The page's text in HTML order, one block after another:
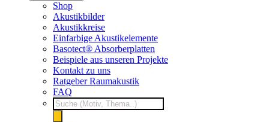
Shop
Akustikbilder
Akustikkreise
Einfarbige Akustikelemente
Basotect® Absorberplatten
Beispiele aus unseren Projekte
Kontakt zu uns
Ratgeber Raumakustik
FAQ
Products
search